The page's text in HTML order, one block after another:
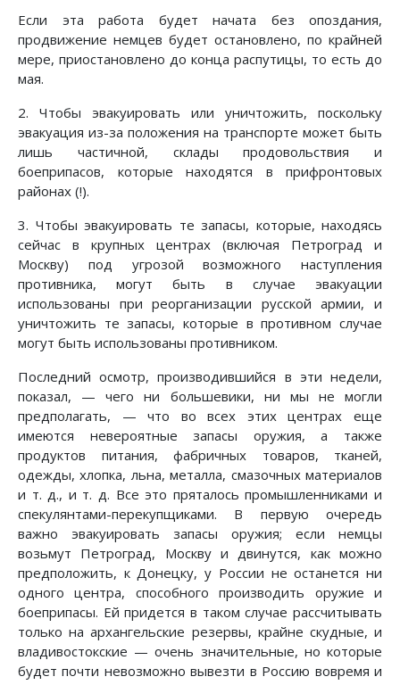
Если эта работа будет начата без опоздания,
продвижение немцев будет остановлено, по крайней
мере, приостановлено до конца распутицы, то есть до
мая.
2. Чтобы эвакуировать или уничтожить, поскольку
эвакуация из-за положения на транспорте может быть
лишь частичной, склады продовольствия и
боеприпасов, которые находятся в прифронтовых
районах (!).
3. Чтобы эвакуировать те запасы, которые, находясь
сейчас в крупных центрах (включая Петроград и
Москву) под угрозой возможного наступления
противника, могут быть в случае эвакуации
использованы при реорганизации русской армии, и
уничтожить те запасы, которые в противном случае
могут быть использованы противником.
Последний осмотр, производившийся в эти недели,
показал, — чего ни большевики, ни мы не могли
предполагать, — что во всех этих центрах еще
имеются невероятные запасы оружия, а также
продуктов питания, фабричных товаров, тканей,
одежды, хлопка, льна, металла, смазочных материалов
и т. д., и т. д. Все это пряталось промышленниками и
спекулянтами-перекупщиками. В первую очередь
важно эвакуировать запасы оружия; если немцы
возьмут Петроград, Москву и двинутся, как можно
предположить, к Донецку, у России не останется ни
одного центра, способного производить оружие и
боеприпасы. Ей придется в таком случае рассчитывать
только на архангельские резервы, крайне скудные, и
владивостокские — очень значительные, но которые
будет почти невозможно вывезти в Россию вовремя и